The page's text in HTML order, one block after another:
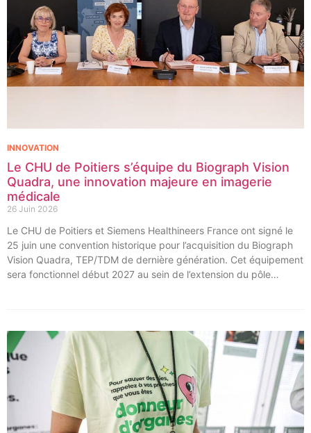
Le CHU de Poitiers s’équipe du Biograph Vision
Quadra, une innovation majeure en imagerie
médicale
26 Juin 2026
INNOVATION
Le CHU de Poitiers et Siemens Healthineers France ont signé le
25 juin une convention historique pour l’acquisition du Biograph
Vision Quadra, TEP/TDM de dernière génération. Cet équipement
sera fonctionnel début 2027 au sein de l’extension du pôle
l’acquisition et l’installation de l’équipement au cœur même du
pôle régional de cancérologie.